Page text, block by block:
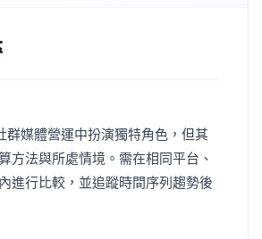
媒體營運中扮演獨特角色，但其
方法與所處情境。需在相同平台、
進行比較，並追蹤時間序列趨勢後